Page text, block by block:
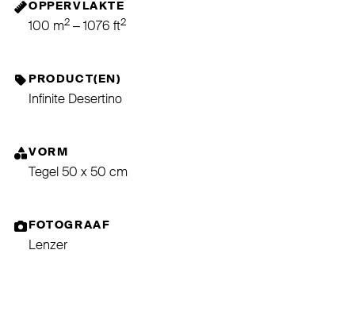
OPPERVLAKTE
100 m2 – 1076 ft2
PRODUCT(EN)
Infinite Desertino
VORM
Tegel 50 x 50 cm
FOTOGRAAF
Lenzer